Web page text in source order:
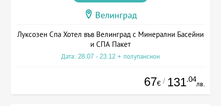
Велинград
Луксозен Спа Хотел във Велинград с Минерални Басейни
и СПА Пакет
Дата: 28.07 - 23.12 + полупансион
67€ / 131.04
лв.